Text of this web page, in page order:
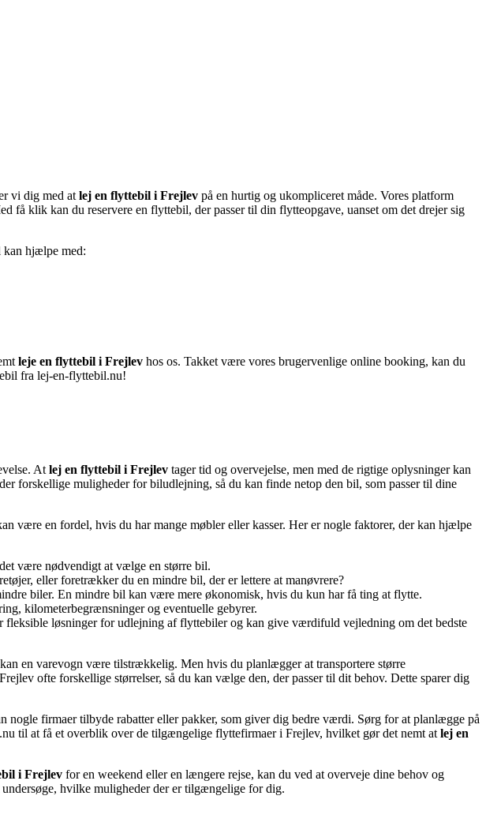
vi dig med at lej en flyttebil i Frejlev på en hurtig og ukompliceret måde. Vores platform
få klik kan du reservere en flyttebil, der passer til din flytteopgave, uanset om det drejer sig
kan hjælpe med:
leje en flyttebil i Frejlev hos os. Takket være vores brugervenlige online booking, kan du
fra lej-en-flyttebil.nu!
At lej en flyttebil i Frejlev tager tid og overvejelse, men med de rigtige oplysninger kan
forskellige muligheder for biludlejning, så du kan finde netop den bil, som passer til dine
være en fordel, hvis du har mange møbler eller kasser. Her er nogle faktorer, der kan hjælpe
være nødvendigt at vælge en større bil.
eller foretrækker du en mindre bil, der er lettere at manøvrere?
biler. En mindre bil kan være mere økonomisk, hvis du kun har få ting at flytte.
kilometerbegrænsninger og eventuelle gebyrer.
løsninger for udlejning af flyttebiler og kan give værdifuld vejledning om det bedste
en varevogn være tilstrækkelig. Men hvis du planlægger at transportere større
ofte forskellige størrelser, så du kan vælge den, der passer til dit behov. Dette sparer dig
firmaer tilbyde rabatter eller pakker, som giver dig bedre værdi. Sørg for at planlægge på
til at få et overblik over de tilgængelige flyttefirmaer i Frejlev, hvilket gør det nemt at lej en
i Frejlev for en weekend eller en længere rejse, kan du ved at overveje dine behov og
hvilke muligheder der er tilgængelige for dig.